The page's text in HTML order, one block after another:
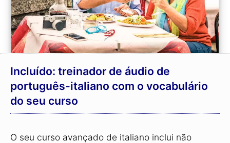
Incluído: treinador de áudio de
português-italiano com o vocabulário
do seu curso
O seu curso avançado de italiano inclui não